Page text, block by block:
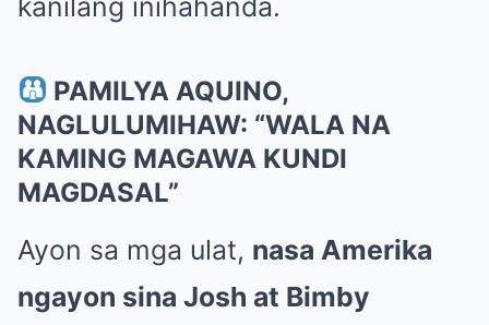
PAMILYA AQUINO,
NAGLULUMIHAW: “WALA NA
KAMING MAGAWA KUNDI
MAGDASAL”
Ayon sa mga ulat, nasa Amerika
ngayon sina Josh at Bimby